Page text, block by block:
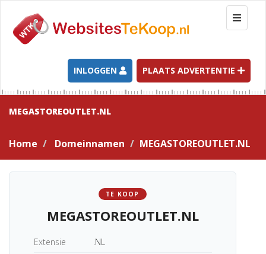
T
o
g
l
e
n
g
a
t
INLOGGEN PLAATS ADVERTENTIE
MEGASTOREOUTLET.NL
Home Domeinnamen MEGASTOREOUTLET.NL
TE KOOP
MEGASTOREOUTLET.NL
Extensie
.NL